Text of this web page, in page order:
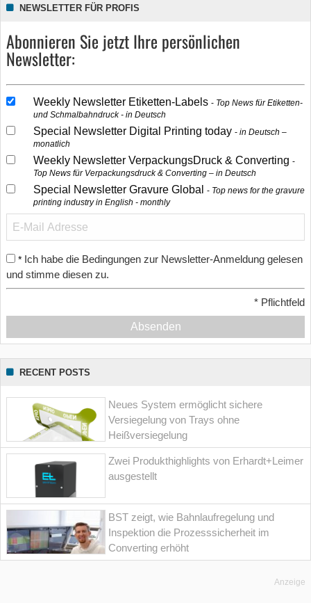
NEWSLETTER FÜR PROFIS
Abonnieren Sie jetzt Ihre persönlichen
Newsletter:
Weekly Newsletter Etiketten-Labels
Top News für Etiketten-
und Schmalbahndruck - in Deutsch
Special Newsletter Digital Printing today
in Deutsch –
monatlich
Weekly Newsletter VerpackungsDruck & Converting
Top News für Verpackungsdruck & Converting – in Deutsch
Special Newsletter Gravure Global
Top news for the gravure
printing industry in English - monthly
* Ich habe die Bedingungen zur Newsletter-Anmeldung gelesen
und stimme diesen zu.
* Pflichtfeld
Absenden
RECENT POSTS
Neues System ermöglicht sichere
Versiegelung von Trays ohne
Heißversiegelung
Zwei Produkthighlights von Erhardt+Leimer
ausgestellt
BST zeigt, wie Bahnlaufregelung und
Inspektion die Prozesssicherheit im
Converting erhöht
Anzeige